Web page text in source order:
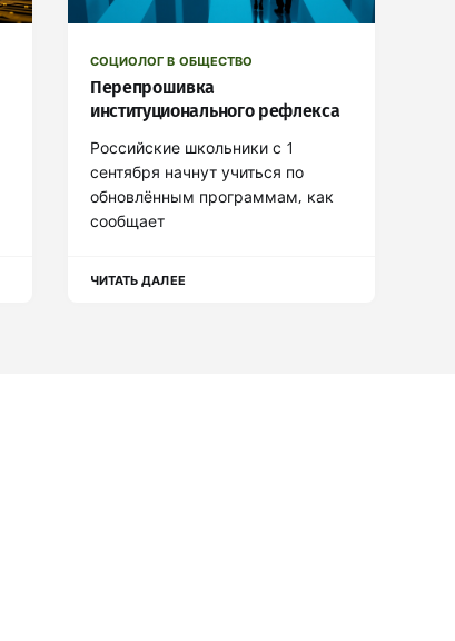
СОЦИОЛОГ В ОБЩЕСТВО
Перепрошивка
институционального рефлекса
Российские школьники с 1
сентября начнут учиться по
обновлённым программам, как
сообщает
ЧИТАТЬ ДАЛЕЕ